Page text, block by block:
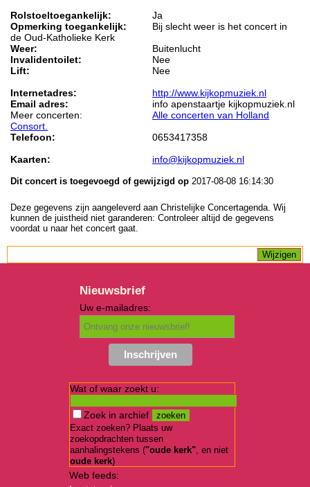
Rolstoeltoegankelijk:
Ja
Opmerking toegankelijk:
Bij slecht weer is het concert in
de Oud-Katholieke Kerk
Weer:
Buitenlucht
Invalidentoilet:
Nee
Lift:
Nee
Internetadres:
http://www.kijkopmuziek.nl
Email adres:
info apenstaartje kijkopmuziek.nl
Meer concerten:
Alle concerten van Holland
Consort.
Telefoon:
0653417358
Kaarten:
info@kijkopmuziek.nl
Dit concert is toegevoegd of gewijzigd op 2017-08-08 16:14:30
Deze gegevens zijn aangeleverd aan Christelijke Concertagenda. Wij
kunnen de juistheid niet garanderen: Controleer altijd de gegevens
voordat u naar het concert gaat.
Nieuwsbrief
Uw e-mailadres:
Wat of waar zoekt u:
Zoek in archief
Exact zoeken? Plaats uw
zoekopdrachten tussen
aanhalingstekens ("oude kerk", en niet
oude kerk)
Web feeds: